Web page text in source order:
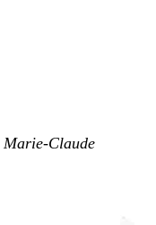
Marie-Claude